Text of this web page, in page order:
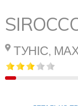
ТУНІС,